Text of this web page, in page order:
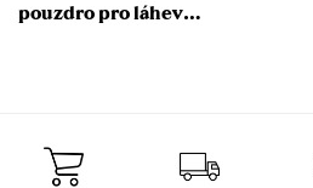
pouzdro pro láhev